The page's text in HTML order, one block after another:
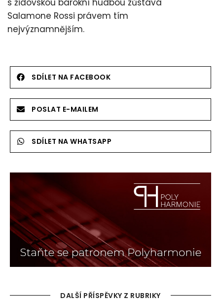
s židovskou barokní hudbou zůstává
Salamone Rossi právem tím
nejvýznamnějším.
SDÍLET NA FACEBOOK
POSLAT E-MAILEM
SDÍLET NA WHATSAPP
DALŠÍ PŘÍSPĚVKY Z RUBRIKY